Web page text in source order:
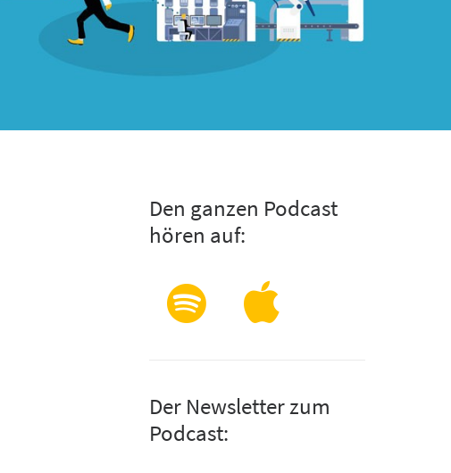
Den ganzen Podcast
hören auf:
Der Newsletter zum
Podcast: